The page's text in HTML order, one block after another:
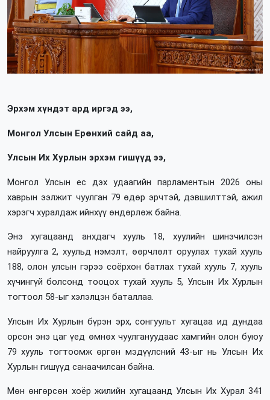
Эрхэм хүндэт ард иргэд ээ,
Монгол Улсын Ерөнхий сайд аа,
Улсын Их Хурлын эрхэм гишүүд ээ,
Монгол Улсын ес дэх удаагийн парламентын 2026 оны
хаврын ээлжит чуулган 79 өдөр эрчтэй, дэвшилттэй, ажил
хэрэгч хуралдаж ийнхүү өндөрлөж байна.
Энэ хугацаанд анхдагч хууль 18, хуулийн шинэчилсэн
найруулга 2, хуульд нэмэлт, өөрчлөлт оруулах тухай хууль
188, олон улсын гэрээ соёрхон батлах тухай хууль 7, хууль
хүчингүй болсонд тооцох тухай хууль 5, Улсын Их Хурлын
тогтоол 58-ыг хэлэлцэн баталлаа.
Улсын Их Хурлын бүрэн эрх, сонгуульт хугацаа ид дундаа
орсон энэ цаг үед өмнөх чуулгануудаас хамгийн олон буюу
79 хууль тогтоомж өргөн мэдүүлсний 43-ыг нь Улсын Их
Хурлын гишүүд санаачилсан байна.
Мөн өнгөрсөн хоёр жилийн хугацаанд Улсын Их Хурал 341